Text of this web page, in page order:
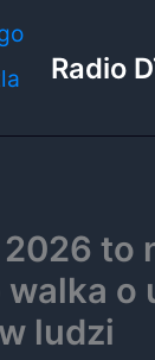
Radio
to
walka o
ludzi